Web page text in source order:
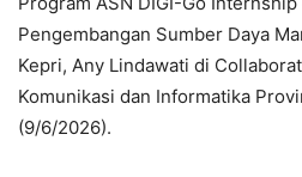
Pengembangan Sumber Daya
Kepri, Any Lindawati di
Komunikasi dan Informatika
(9/6/2026).